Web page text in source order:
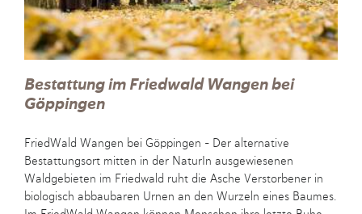
Bestattung im Friedwald Wangen bei
Göppingen
FriedWald Wangen bei Göppingen - Der alternative
Bestattungsort mitten in der NaturIn ausgewiesenen
Waldgebieten im Friedwald ruht die Asche Verstorbener in
biologisch abbaubaren Urnen an den Wurzeln eines Baumes.